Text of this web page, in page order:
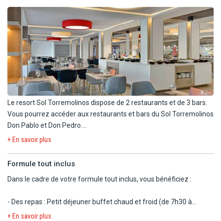
Le resort Sol Torremolinos dispose de 2 restaurants et de 3 bars.
Vous pourrez accéder aux restaurants et bars du Sol Torremolinos
Don Pablo et Don Pedro.
internationale et locale, coin italien, terrasse vue sur le jardin.
cooking, terrasse. Situé au Sol Torremolinos Don Pedro. Ouvert en
haute saison.
+ En savoir plus
Formule tout inclus
Dans le cadre de votre formule tout inclus, vous bénéficiez :
- Des repas : Petit déjeuner buffet chaud et froid (de 7h30 à
10h30), déjeuner buffet (de 13h à 15h) et dîner buffet (de 18h30 à
+ En savoir plus